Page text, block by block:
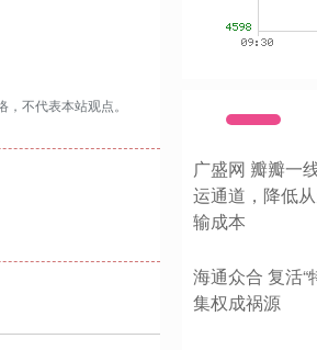
不代表本站观点。
广盛网 瓣瓣一
运通道，降低
输成本
海通众合 复活“
集权成祸源